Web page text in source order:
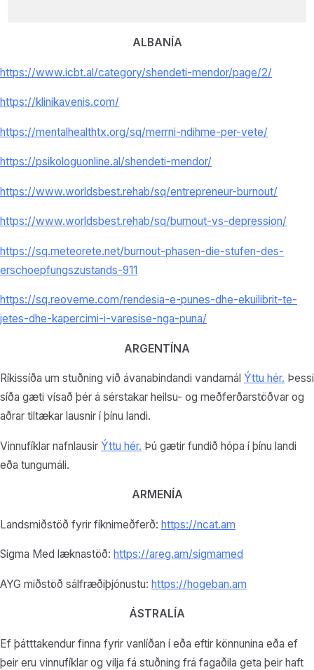
ALBANÍA
https://www.icbt.al/category/shendeti-mendor/page/2/
https://klinikavenis.com/
https://mentalhealthtx.org/sq/merrni-ndihme-per-vete/
https://psikologuonline.al/shendeti-mendor/
https://www.worldsbest.rehab/sq/entrepreneur-burnout/
https://www.worldsbest.rehab/sq/burnout-vs-depression/
https://sq.meteorete.net/burnout-phasen-die-stufen-des-
erschoepfungszustands-911
https://sq.reoveme.com/rendesia-e-punes-dhe-ekuilibrit-te-
jetes-dhe-kapercimi-i-varesise-nga-puna/
ARGENTÍNA
Ríkissíða um stuðning við ávanabindandi vandamál Ýttu hér. Þessi
síða gæti vísað þér á sérstakar heilsu- og meðferðarstöðvar og
aðrar tiltækar lausnir í þínu landi.
Vinnufíklar nafnlausir Ýttu hér. Þú gætir fundið hópa í þínu landi
eða tungumáli.
ARMENÍA
Landsmiðstöð fyrir fíknimeðferð: https://ncat.am
Sigma Med læknastöð: https://areg.am/sigmamed
AYG miðstöð sálfræðiþjónustu: https://hogeban.am
ÁSTRALÍA
Ef þátttakendur finna fyrir vanlíðan í eða eftir könnunina eða ef
þeir eru vinnufíklar og vilja fá stuðning frá fagaðila geta þeir haft